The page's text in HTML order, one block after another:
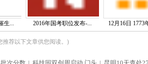
生... 2016年国考职位发布-... 12月16日 1773
推荐以下文章供您阅读。)